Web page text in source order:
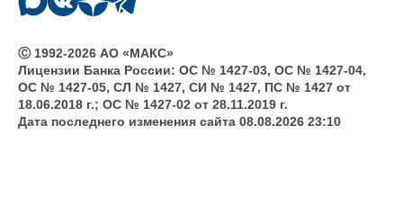
Ⓒ 1992-2026 АО «МАКС»
Лицензии Банка России: ОС № 1427-03, ОС № 1427-04,
ОС № 1427-05, СЛ № 1427, СИ № 1427, ПС № 1427 от
18.06.2018 г.; ОС № 1427-02 от 28.11.2019 г.
Дата последнего изменения сайта 08.08.2026 23:10